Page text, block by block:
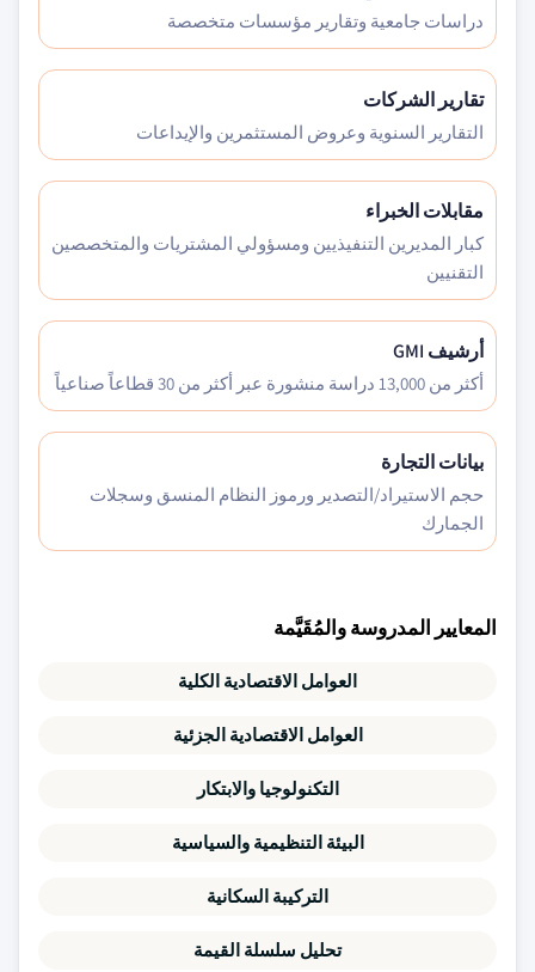
دراسات جامعية وتقارير مؤسسات متخصصة
تقارير الشركات
التقارير السنوية وعروض المستثمرين والإيداعات
مقابلات الخبراء
كبار المديرين التنفيذيين ومسؤولي المشتريات والمتخصصين
التقنيين
أرشيف GMI
أكثر من 13,000 دراسة منشورة عبر أكثر من 30 قطاعاً صناعياً
بيانات التجارة
حجم الاستيراد/التصدير ورموز النظام المنسق وسجلات
الجمارك
المعايير المدروسة والمُقَيَّمة
العوامل الاقتصادية الكلية
العوامل الاقتصادية الجزئية
التكنولوجيا والابتكار
البيئة التنظيمية والسياسية
التركيبة السكانية
تحليل سلسلة القيمة